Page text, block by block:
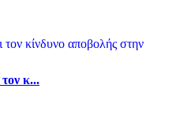
τον κ...